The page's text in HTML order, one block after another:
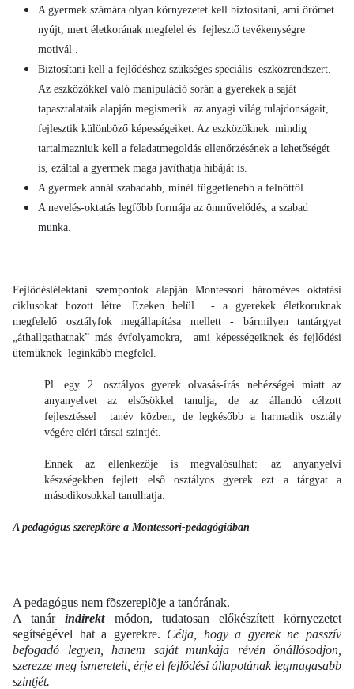
A gyermek számára olyan környezetet kell biztosítani, ami örömet
nyújt, mert életkorának megfelel és fejlesztő tevékenységre
motivál .
Biztosítani kell a fejlődéshez szükséges speciális eszközrendszert.
Az eszközökkel való manipuláció során a gyerekek a saját
tapasztalataik alapján megismerik az anyagi világ tulajdonságait,
fejlesztik különböző képességeiket. Az eszközöknek mindig
tartalmazniuk kell a feladatmegoldás ellenőrzésének a lehetőségét
is, ezáltal a gyermek maga javíthatja hibáját is.
A gyermek annál szabadabb, minél függetlenebb a felnőttől.
A nevelés-oktatás legfőbb formája az önművelődés, a szabad
munka.
Fejlődéslélektani szempontok alapján Montessori hároméves oktatási
ciklusokat hozott létre. Ezeken belül - a gyerekek életkoruknak
megfelelő osztályfok megállapítása mellett - bármilyen tantárgyat
„áthallgathatnak” más évfolyamokra, ami képességeiknek és fejlődési
ütemüknek leginkább megfelel.
Pl. egy 2. osztályos gyerek olvasás-írás nehézségei miatt az
anyanyelvet az elsősökkel tanulja, de az állandó célzott
fejlesztéssel tanév közben, de legkésőbb a harmadik osztály
végére eléri társai szintjét.
Ennek az ellenkezője is megvalósulhat: az anyanyelvi
készségekben fejlett első osztályos gyerek ezt a tárgyat a
másodikosokkal tanulhatja.
A pedagógus szerepköre a Montessori-pedagógiában
A pedagógus nem fõszereplõje a tanórának.
A tanárindirektmódon, tudatosan előkészített környezetet
segítségével hat a gyerekre. Célja, hogy a gyerek ne passzív
befogadó legyen, hanem saját munkája révén önállósodjon,
szerezze meg ismereteit, érje el fejlődési állapotának legmagasabb
szintjét.